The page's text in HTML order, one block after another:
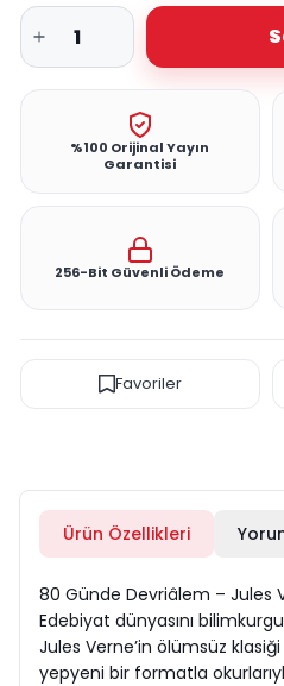
%100 Orijinal Yayın
Garantisi
256-Bit Güvenli Ödeme
Favoriler
Ürün Özellikleri
80 Günde Devriâlem – Jules
Edebiyat dünyasını
Jules Verne’in ölümsüz klasiği
yepyeni bir formatla